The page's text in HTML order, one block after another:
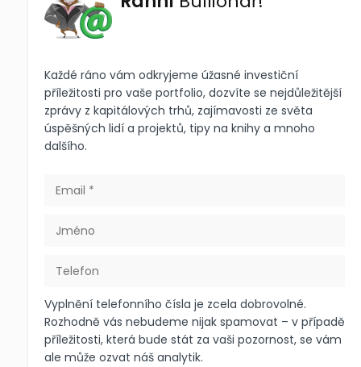
Každé ráno vám odkryjeme úžasné investiční
příležitosti pro vaše portfolio, dozvíte se nejdůležitější
zprávy z kapitálových trhů, zajímavosti ze světa
úspěšných lidí a projektů, tipy na knihy a mnoho
dalšího.
Vyplnění telefonního čísla je zcela dobrovolné.
Rozhodně vás nebudeme nijak spamovat – v případě
příležitosti, která bude stát za vaši pozornost, se vám
ale může ozvat náš analytik.